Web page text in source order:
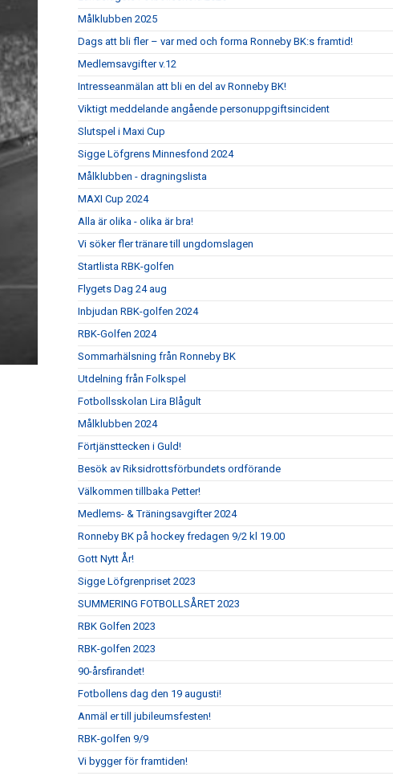
Målklubben 2025
Dags att bli fler – var med och forma Ronneby BK:s framtid!
Medlemsavgifter v.12
Intresseanmälan att bli en del av Ronneby BK!
Viktigt meddelande angående personuppgiftsincident
Slutspel i Maxi Cup
Sigge Löfgrens Minnesfond 2024
Målklubben - dragningslista
MAXI Cup 2024
Alla är olika - olika är bra!
Vi söker fler tränare till ungdomslagen
Startlista RBK-golfen
Flygets Dag 24 aug
Inbjudan RBK-golfen 2024
RBK-Golfen 2024
Sommarhälsning från Ronneby BK
Utdelning från Folkspel
Fotbollsskolan Lira Blågult
Målklubben 2024
Förtjänsttecken i Guld!
Besök av Riksidrottsförbundets ordförande
Välkommen tillbaka Petter!
Medlems- & Träningsavgifter 2024
Ronneby BK på hockey fredagen 9/2 kl 19.00
Gott Nytt År!
Sigge Löfgrenpriset 2023
SUMMERING FOTBOLLSÅRET 2023
RBK Golfen 2023
RBK-golfen 2023
90-årsfirandet!
Fotbollens dag den 19 augusti!
Anmäl er till jubileumsfesten!
RBK-golfen 9/9
Vi bygger för framtiden!